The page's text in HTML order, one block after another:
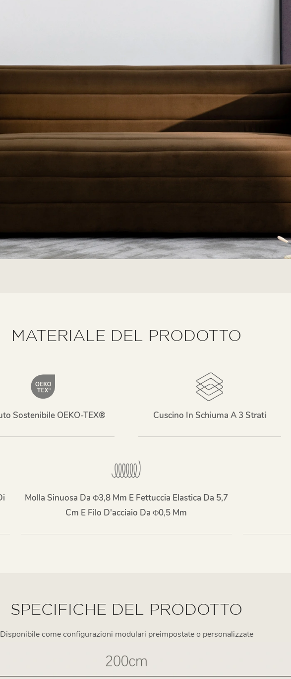
MATERIALE DEL PRODOTTO
Sostenibile OEKO-TEX® Cuscino In Schiuma A 3 Strati
Molla Sinuosa Da Φ3,8 Mm E Fettuccia Elastica Da 5,7
Cm E Filo D'acciaio Da Φ0,5 Mm
SPECIFICHE DEL PRODOTTO
Disponibile come configurazioni modulari preimpostate o personalizzate